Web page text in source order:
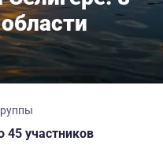
45 участников